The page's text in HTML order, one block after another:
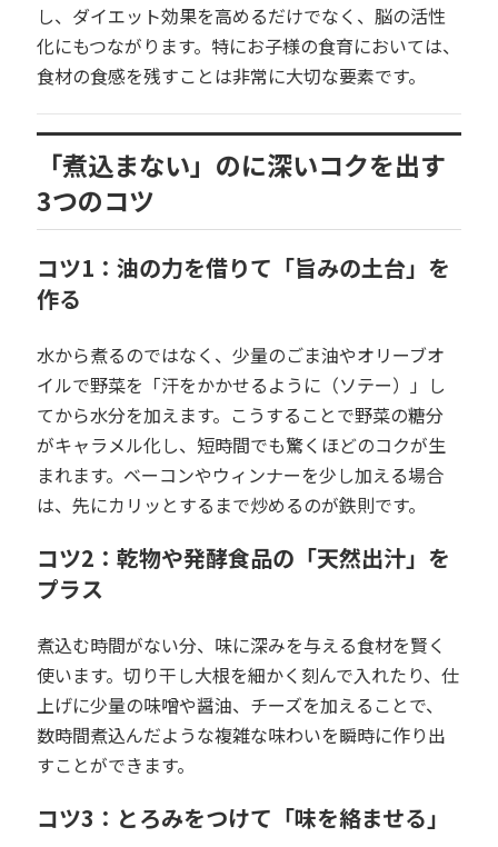
し、ダイエット効果を高めるだけでなく、脳の活性
化にもつながります。特にお子様の食育においては、
食材の食感を残すことは非常に大切な要素です。
「煮込まない」のに深いコクを出す
3つのコツ
コツ1：油の力を借りて「旨みの土台」を
作る
水から煮るのではなく、少量のごま油やオリーブオ
イルで野菜を「汗をかかせるように（ソテー）」し
てから水分を加えます。こうすることで野菜の糖分
がキャラメル化し、短時間でも驚くほどのコクが生
まれます。ベーコンやウィンナーを少し加える場合
は、先にカリッとするまで炒めるのが鉄則です。
コツ2：乾物や発酵食品の「天然出汁」を
プラス
煮込む時間がない分、味に深みを与える食材を賢く
使います。切り干し大根を細かく刻んで入れたり、仕
上げに少量の味噌や醤油、チーズを加えることで、
数時間煮込んだような複雑な味わいを瞬時に作り出
すことができます。
コツ3：とろみをつけて「味を絡ませる」